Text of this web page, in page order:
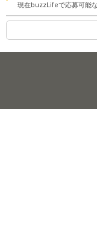
現在buzzLifeで応募可能